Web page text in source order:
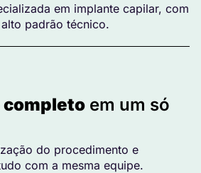
em implante capilar, com
padrão técnico.
completo em um só
do procedimento e
com a mesma equipe.